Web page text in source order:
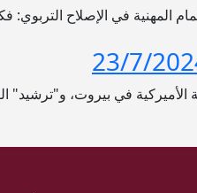
المهنية في الإصلاح التربوي:
الأميركية في بيروت، و"ترشيد"